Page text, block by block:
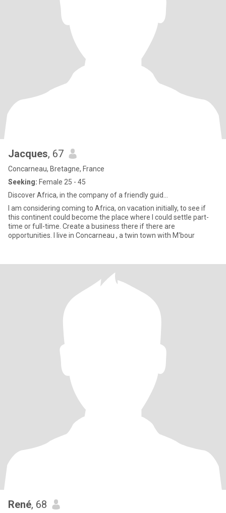
Jacques, 67
Concarneau, Bretagne, France
Seeking: Female 25 - 45
Discover Africa, in the company of a friendly guid...
I am considering coming to Africa, on vacation initially, to see if
this continent could become the place where I could settle part-
time or full-time. Create a business there if there are
opportunities. I live in Concarneau , a twin town with M'bour
René, 68